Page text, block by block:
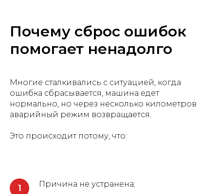
Почему сброс ошибок
помогает ненадолго
Многие сталкивались с ситуацией, когда
ошибка сбрасывается, машина едет
нормально, но через несколько километров
аварийный режим возвращается.
Это происходит потому, что:
Причина не устранена;